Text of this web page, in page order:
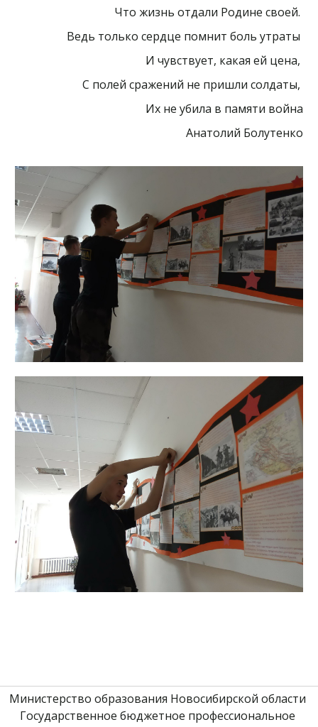
Что жизнь отдали Родине своей.
Ведь только сердце помнит боль утраты
И чувствует, какая ей цена,
С полей сражений не пришли солдаты,
Их не убила в памяти война
Анатолий Болутенко
Министерство образования Новосибирской области
Государственное бюджетное профессиональное